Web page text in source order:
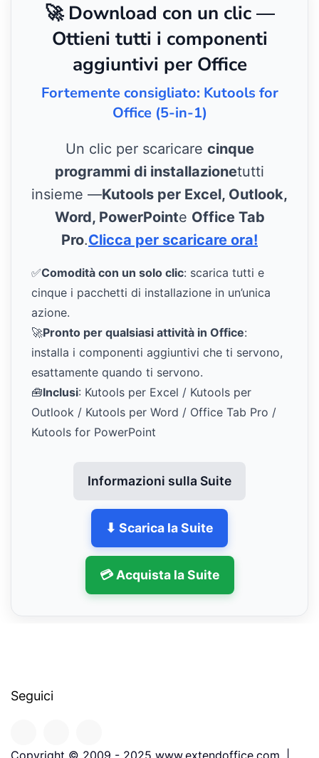
🚀 Download con un clic —
Ottieni tutti i componenti
aggiuntivi per Office
Fortemente consigliato: Kutools for
Office (5-in-1)
Un clic per scaricare cinque
programmi di installazionetutti
insieme —Kutools per Excel, Outlook,
Word, PowerPointe Office Tab
Pro.Clicca per scaricare ora!
✅Comodità con un solo clic: scarica tutti e
cinque i pacchetti di installazione in un’unica
azione.
🚀Pronto per qualsiasi attività in Office:
installa i componenti aggiuntivi che ti servono,
esattamente quando ti servono.
🧰Inclusi: Kutools per Excel / Kutools per
Outlook / Kutools per Word / Office Tab Pro /
Kutools for PowerPoint
Informazioni sulla Suite
⬇ Scarica la Suite
💳 Acquista la Suite
Seguici